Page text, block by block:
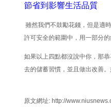
節省到影響生活品質
雖然我們不鼓勵花錢，但是適
許可安全的範圍中，用一部分
如果以上四點都沒說中你，那
去的儲蓄習慣，並且做出改善
原文網址: http://